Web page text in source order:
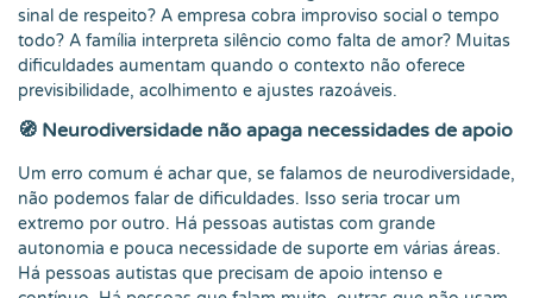
sinal de respeito? A empresa cobra improviso social o tempo
todo? A família interpreta silêncio como falta de amor? Muitas
dificuldades aumentam quando o contexto não oferece
previsibilidade, acolhimento e ajustes razoáveis.
🧭 Neurodiversidade não apaga necessidades de apoio
Um erro comum é achar que, se falamos de neurodiversidade,
não podemos falar de dificuldades. Isso seria trocar um
extremo por outro. Há pessoas autistas com grande
autonomia e pouca necessidade de suporte em várias áreas.
Há pessoas autistas que precisam de apoio intenso e